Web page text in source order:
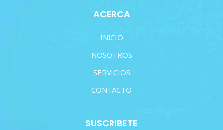
ACERCA
INICIO
NOSOTROS
SERVICIOS
CONTACTO
SUSCRIBETE